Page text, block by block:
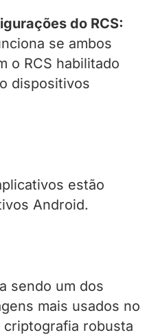
do RCS:
se ambos
o RCS habilitado
dispositivos
estão
Android.
sendo um dos
mais usados no
criptografia robusta